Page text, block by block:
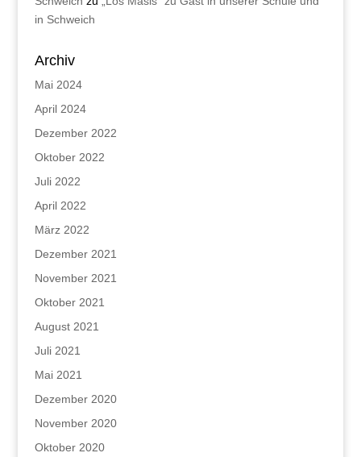
in Schweich
Archiv
Mai 2024
April 2024
Dezember 2022
Oktober 2022
Juli 2022
April 2022
März 2022
Dezember 2021
November 2021
Oktober 2021
August 2021
Juli 2021
Mai 2021
Dezember 2020
November 2020
Oktober 2020